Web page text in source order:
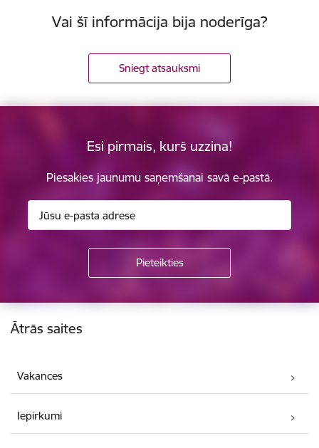
Vai šī informācija bija noderīga?
Sniegt atsauksmi
Esi pirmais, kurš uzzina!
Piesakies jaunumu saņemšanai savā e-pastā.
Kājene
Ātrās saites
Vakances
Iepirkumi